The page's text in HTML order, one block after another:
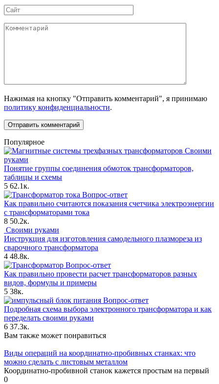
Сайт
Комментарий
Нажимая на кнопку "Отправить комментарий", я принимаю
политику конфиденциальности.
Популярное
Своими
руками
Понятие группы соединения обмоток трансформаторов,
таблицы и схемы
5 62.1к.
Вопрос-ответ
Как правильно считаются показания счетчика электроэнергии
с трансформаторами тока
8 50.2к.
Своими руками
Инструкция для изготовления самодельного плазмореза из
сварочного трансформатора
4 48.8к.
Вопрос-ответ
Как правильно провести расчет трансформаторов разных
видов, формулы и примеры
5 38к.
Вопрос-ответ
Подробная схема выбора электронного трансформатора и как
переделать своими руками
6 37.3к.
Вам также может понравиться
Виды операций на координатно-пробивных станках: что
можно сделать с листовым металлом
Координатно-пробивной станок кажется простым на первый
0